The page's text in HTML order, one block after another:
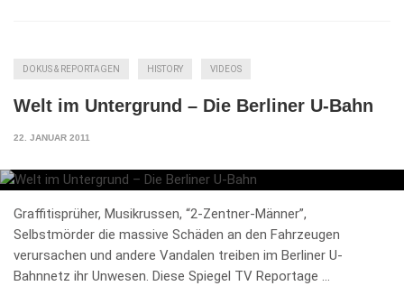
DOKUS & REPORTAGEN HISTORY VIDEOS
Welt im Untergrund – Die Berliner U-Bahn
22. JANUAR 2011
Graffitisprüher, Musikrussen, “2-Zentner-Männer”,
Selbstmörder die massive Schäden an den Fahrzeugen
verursachen und andere Vandalen treiben im Berliner U-
Bahnnetz ihr Unwesen. Diese Spiegel TV Reportage …